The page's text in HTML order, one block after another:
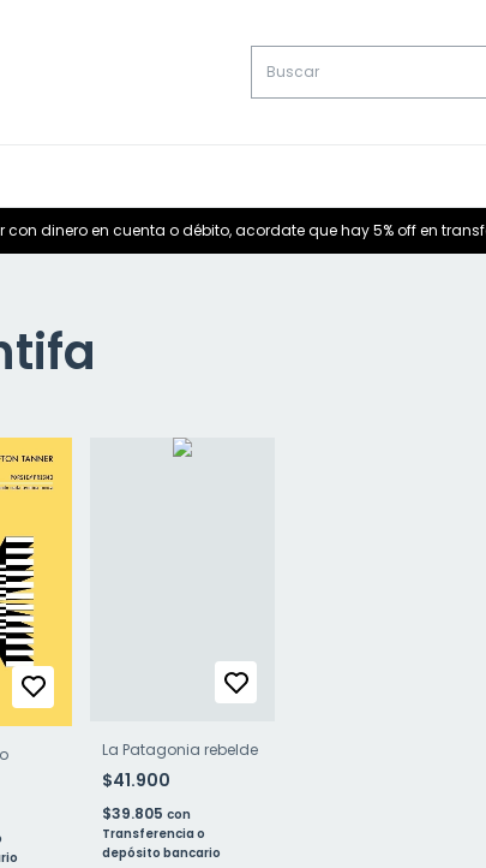
con dinero en cuenta o débito, acordate que hay 5% off en
La Patagonia rebelde
$41.900
$39.805 con
Transferencia o
depósito bancario